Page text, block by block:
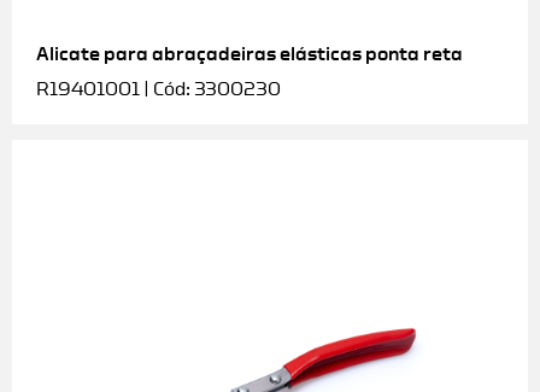
Alicate para abraçadeiras elásticas ponta reta
R19401001 | Cód: 3300230